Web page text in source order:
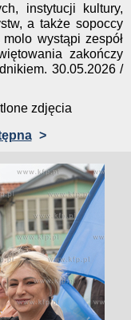
instytucji kultury,
a także sopoccy
wystąpi zespół
zakończy
30.05.2026 /
zdjęcia
>